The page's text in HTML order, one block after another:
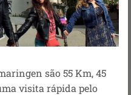
são 55 Km, 45
visita rápida pelo